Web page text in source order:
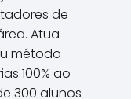
de
Atua
método
100% ao
300 alunos